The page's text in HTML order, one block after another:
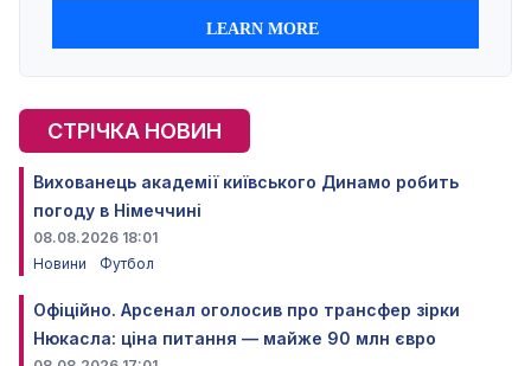
СТРІЧКА НОВИН
Вихованець академії київського Динамо робить
погоду в Німеччині
08.08.2026 18:01
Новини
Футбол
Офіційно. Арсенал оголосив про трансфер зірки
Нюкасла: ціна питання — майже 90 млн євро